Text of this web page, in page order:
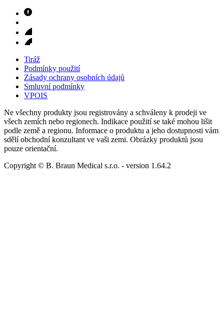
Tiráž
Podmínky použití
Zásady ochrany osobních údajů
Smluvní podmínky
VPOIS
Ne všechny produkty jsou registrovány a schváleny k prodeji ve
všech zemích nebo regionech. Indikace použití se také mohou lišit
podle země a regionu. Informace o produktu a jeho dostupnosti vám
sdělí obchodní konzultant ve vaši zemi. Obrázky produktů jsou
pouze orientační.
Copyright © B. Braun Medical s.r.o. - version 1.64.2